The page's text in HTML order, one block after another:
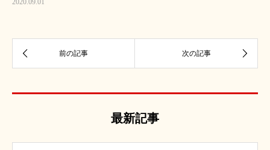
2020.09.01
最新記事